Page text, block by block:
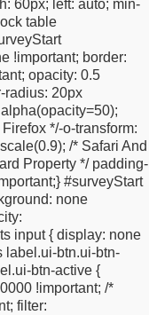
60px; left: auto; min-
table
!important; border:
opacity: 0.5
radius: 20px
*/-o-transform:
/* Safari And
Property */padding-
} #surveyStart
none
input { display: none
label.ui-btn.ui-btn-
btn-active {
!important; /*
filter:
}html.ui-
background-color:
inherit,
inherit,html body .ui-
page-container-a
}#surveyStart {
center;
width: 100%;max-
items: center;
vertical-align: top;
inline-block;width:
left: 10px;
right-radius: 0;font-
serif;font-size: 16px;